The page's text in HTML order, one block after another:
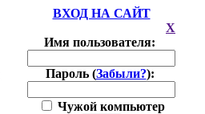
ВХОД НА САЙТ
X
Имя пользователя:
Пароль (Забыли?):
Чужой компьютер